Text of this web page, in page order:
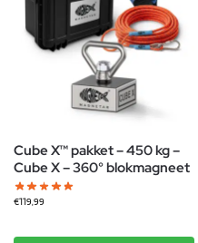
Cube X™ pakket – 450 kg –
Cube X – 360° blokmagneet
€119,99